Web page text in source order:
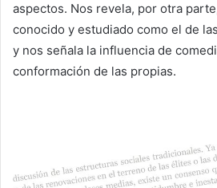
aspectos. Nos revela, por otra
conocido y estudiado como el de
y nos señala la influencia de
conformación de las propias.